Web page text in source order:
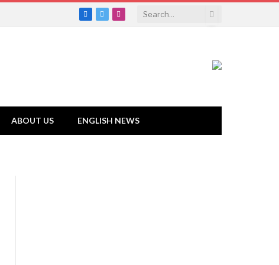
Facebook
TwitterInstagram
ABOUT US ENGLISH NEWS